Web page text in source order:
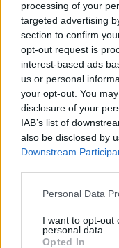
processing of your
targeted advertising
section to confirm
opt-out request is
interest-based ads
us or personal
your opt-out. You
disclosure of your
IAB’s list of
also be disclosed by
Downstream
Personal Data
I want to opt-out
personal data.
Opted In